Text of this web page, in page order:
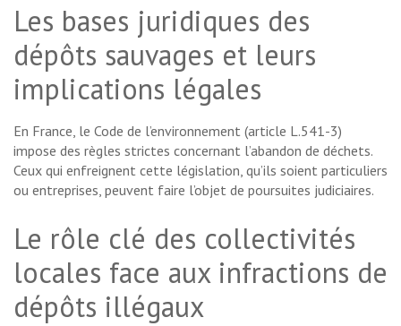
Les bases juridiques des
dépôts sauvages et leurs
implications légales
En France, le Code de l’environnement (article L.541-3)
impose des règles strictes concernant l’abandon de déchets.
Ceux qui enfreignent cette législation, qu’ils soient particuliers
ou entreprises, peuvent faire l’objet de poursuites judiciaires.
Le rôle clé des collectivités
locales face aux infractions de
dépôts illégaux